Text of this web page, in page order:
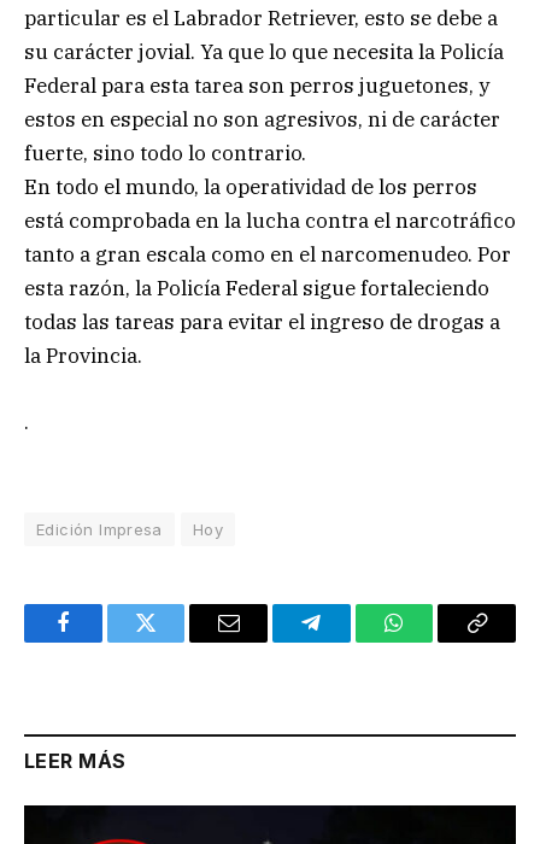
particular es el Labrador Retriever, esto se debe a
su carácter jovial. Ya que lo que necesita la Policía
Federal para esta tarea son perros juguetones, y
estos en especial no son agresivos, ni de carácter
fuerte, sino todo lo contrario.
En todo el mundo, la operatividad de los perros
está comprobada en la lucha contra el narcotráfico
tanto a gran escala como en el narcomenudeo. Por
esta razón, la Policía Federal sigue fortaleciendo
todas las tareas para evitar el ingreso de drogas a
la Provincia.
.
Edición Impresa Hoy
FacebookTwitter Email TelegramWhatsAppCopy
LEER MÁS